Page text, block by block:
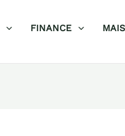
FINANCE